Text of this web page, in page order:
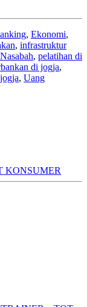
, Ekonomi,
, infrastruktur
Nasabah, pelatihan di
di jogja,
, Uang
KONSUMER